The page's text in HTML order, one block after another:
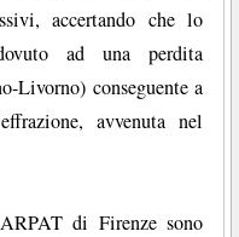
accertando che lo
ad una perdita
Livorno) conseguente a
avvenuta nel
di Firenze sono